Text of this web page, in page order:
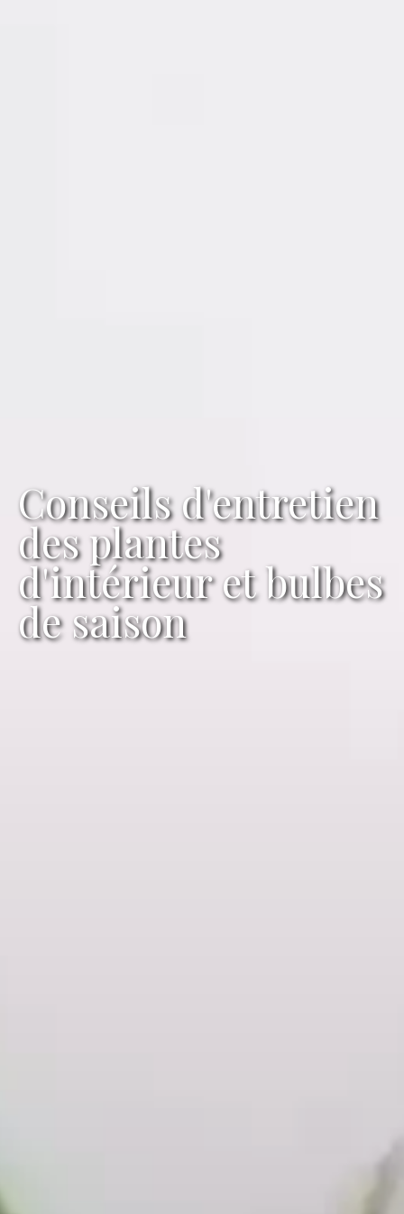
Conseils d'entretien
des plantes
d'intérieur et bulbes
de saison